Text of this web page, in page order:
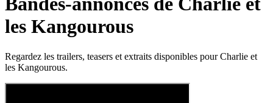
les Kangourous
Regardez les trailers, teasers et extraits disponibles pour Charlie et
les Kangourous.